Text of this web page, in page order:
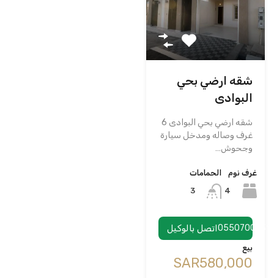
شقه ارضي بحي
البوادى
شقه ارضي بحي البوادى 6
غرف وصاله ومدخل سيارة
وجحوش…
غرف نوم
4
الحمامات
3
اتصل بالوكيل0550700731
بيع
‪SAR580,000